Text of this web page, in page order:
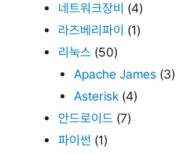
네트워크장비 (4)
라즈베리파이 (1)
리눅스 (50)
Apache James (3)
Asterisk (4)
안드로이드 (7)
파이썬 (1)